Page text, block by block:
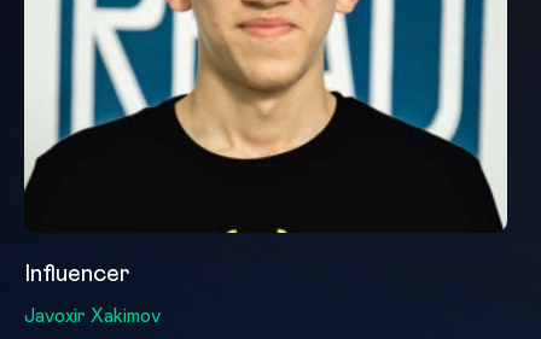
Influencer
Javoxir Xakimov